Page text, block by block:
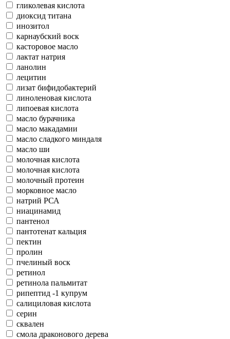
гликолевая кислота
диоксид титана
инозитол
карнаубский воск
касторовое масло
лактат натрия
ланолин
лецитин
лизат бифидобактерий
линоленовая кислота
липоевая кислота
масло бурачника
масло макадамии
масло сладкого миндаля
масло ши
молочная кислота
молочная кислота
молочный протеин
морковное масло
натрий РСА
ниацинамид
пантенол
пантотенат кальция
пектин
пролин
пчелиный воск
ретинол
ретинола пальмитат
рипептид -1 купрум
салициловая кислота
серин
сквален
смола драконового дерева